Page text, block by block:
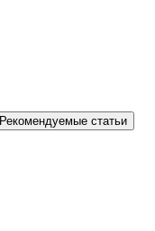
Рекомендуемые статьи